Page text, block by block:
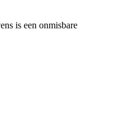
is een onmisbare